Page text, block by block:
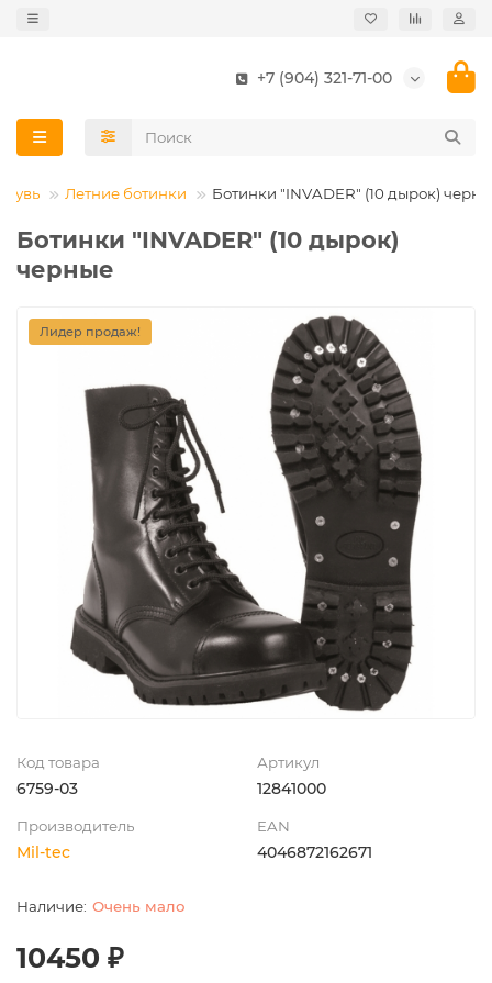
+7 (904) 321-71-00
Летние ботинки Ботинки "INVADER" (10 дырок)
Ботинки "INVADER" (10 дырок)
черные
Лидер продаж!
Код товара
6759-03
Артикул
12841000
Производитель
Mil-tec
EAN
4046872162671
Очень мало
10450 ₽